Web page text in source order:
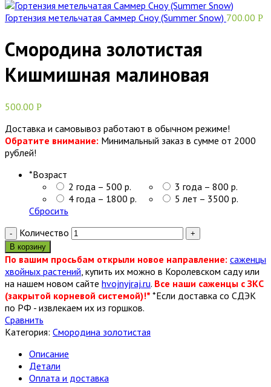
Гортензия метельчатая Саммер Сноу (Summer Snow) 700.00 Р
Смородина золотистая
Кишмишная малиновая
500.00 Р
Доставка и самовывоз работают в обычном режиме!
Обратите внимание: Минимальный заказ в сумме от 2000
рублей!
*Возраст
2 года – 500 р.
3 года – 800 р.
4 года – 1800 р.
5 лет – 3500 р.
Сбросить
Количество
В корзину
По вашим просьбам открыли новое направление: саженцы
хвойных растений , купить их можно в Королевском саду или
на нашем новом сайте hvojnyjraj.ru. Все наши саженцы с ЗКС
(закрытой корневой системой)!* *Если доставка со СДЭК
по РФ - извлекаем их из горшков.
Сравнить
Категория: Смородина золотистая
Описание
Детали
Оплата и доставка